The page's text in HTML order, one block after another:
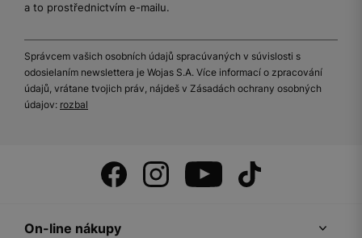
a to prostřednictvím e-mailu.
Správcem vašich osobních údajů spracúvaných v súvislosti s
odosielaním newslettera je Wojas S.A. Více informací o zpracování
údajů, vrátane tvojich práv, nájdeš v Zásadách ochrany osobných
údajov: rozbal
On-line nákupy